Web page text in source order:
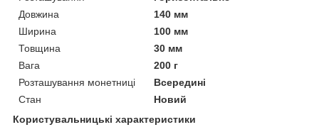
Довжина
140 мм
Ширина
100 мм
Товщина
30 мм
Вага
200 г
Розташування монетниці
Всередині
Стан
Новий
Користувальницькі характеристики